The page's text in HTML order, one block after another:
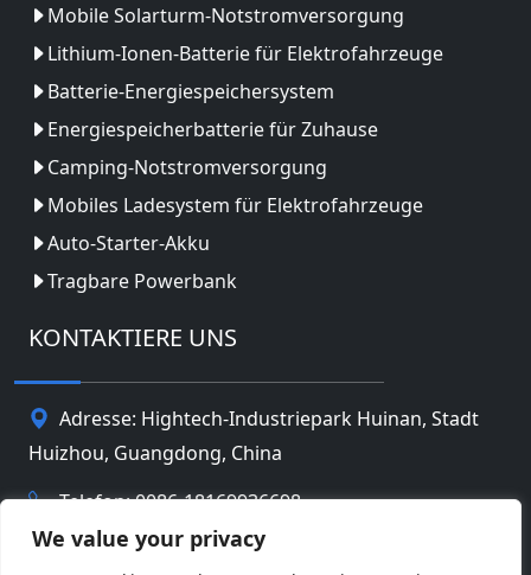
We value your privacy
Mobile Solarturm-Notstromversorgung
Lithium-Ionen-Batterie für Elektrofahrzeuge
Batterie-Energiespeichersystem
Energiespeicherbatterie für Zuhause
Camping-Notstromversorgung
Mobiles Ladesystem für Elektrofahrzeuge
Auto-Starter-Akku
Tragbare Powerbank
KONTAKTIERE UNS
Adresse: Hightech-Industriepark Huinan, Stadt
Huizhou, Guangdong, China
Telefon: 0086-18169936698
info@jbbatterychina.com